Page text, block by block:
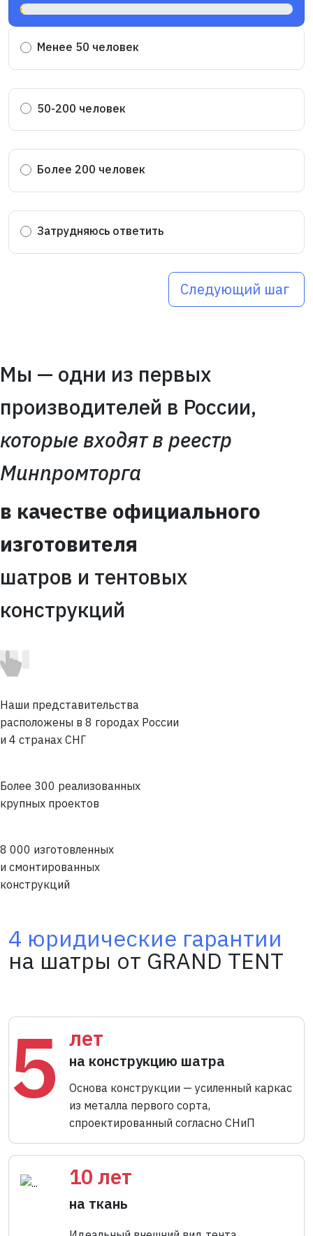
1%
Менее 50 человек
50-200 человек
Более 200 человек
Затрудняюсь ответить
Следующий шаг
Мы — одни из первых
производителей в России,
которые входят в реестр
Минпромторга
в качестве официального
изготовителя
шатров и тентовых
конструкций
Наши представительства
расположены в 8 городах России
и 4 странах СНГ
Более 300 реализованных
крупных проектов
8 000 изготовленных
и смонтированных
конструкций
4 юридические гарантии
на шатры от GRAND TENT
5 лет
на конструкцию шатра
Основа конструкции — усиленный каркас
из металла первого сорта,
спроектированный согласно СНиП
10 лет
на ткань